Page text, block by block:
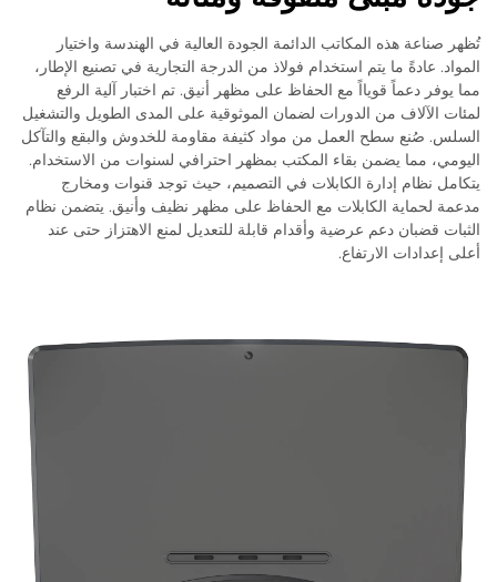
تُظهر صناعة هذه المكاتب الدائمة الجودة العالية في الهندسة واختيار
المواد. عادةً ما يتم استخدام فولاذ من الدرجة التجارية في تصنيع الإطار،
مما يوفر دعماً قويااً مع الحفاظ على مظهر أنيق. تم اختبار آلية الرفع
لمئات الآلاف من الدورات لضمان الموثوقية على المدى الطويل والتشغيل
السلس. صُنع سطح العمل من مواد كثيفة مقاومة للخدوش والبقع والتآكل
اليومي، مما يضمن بقاء المكتب بمظهر احترافي لسنوات من الاستخدام.
يتكامل نظام إدارة الكابلات في التصميم، حيث توجد قنوات ومخارج
مدعمة لحماية الكابلات مع الحفاظ على مظهر نظيف وأنيق. يتضمن نظام
الثبات قضبان دعم عرضية وأقدام قابلة للتعديل لمنع الاهتزاز حتى عند
أعلى إعدادات الارتفاع.